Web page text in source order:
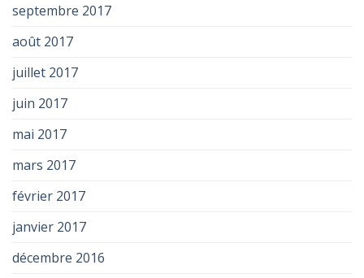
septembre 2017
août 2017
juillet 2017
juin 2017
mai 2017
mars 2017
février 2017
janvier 2017
décembre 2016